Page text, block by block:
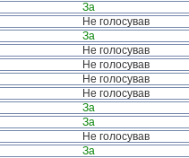
За
Не голосував
За
Не голосував
Не голосував
Не голосував
Не голосував
За
За
Не голосував
За